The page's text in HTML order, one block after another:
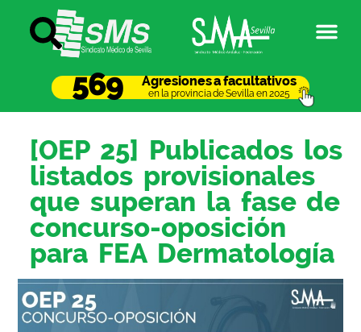
Agresiones a facultativos
en la provincia de Sevilla en 2025
569
[OEP 25] Publicados los
listados provisionales
que superan la fase de
concurso-oposición
para FEA Dermatología